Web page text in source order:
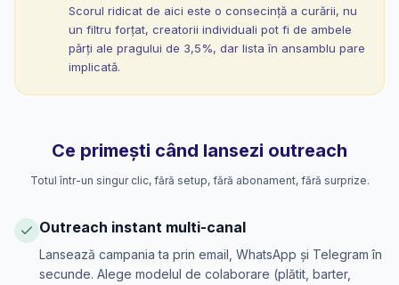
Scorul ridicat de aici este o consecință a curării, nu
un filtru forțat, creatorii individuali pot fi de ambele
părți ale pragului de 3,5%, dar lista în ansamblu pare
implicată.
Ce primești când lansezi outreach
Totul într-un singur clic, fără setup, fără abonament, fără surprize.
Outreach instant multi-canal
Lansează campania ta prin email, WhatsApp și Telegram în
secunde. Alege modelul de colaborare (plătit, barter,